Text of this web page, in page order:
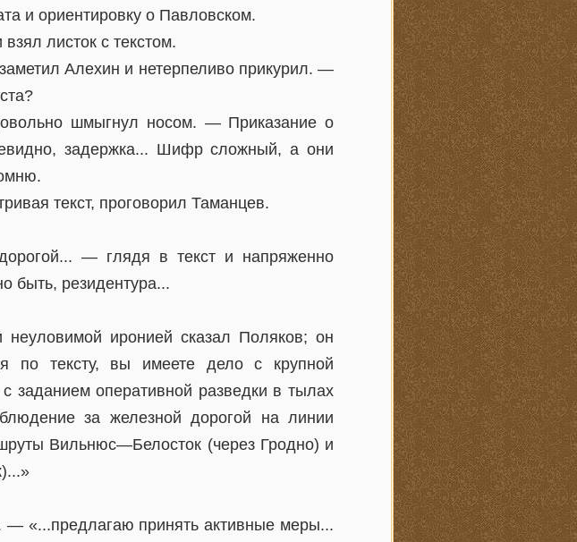
и ориентировку о Павловском.
листок с текстом.
Алехин и нетерпеливо прикурил. —
шмыгнул носом. — Приказание о
задержка... Шифр сложный, а они
текст, проговорил Таманцев.
— глядя в текст и напряженно
быть, резидентура...
иронией сказал Поляков; он
по тексту, вы имеете дело с крупной
заданием оперативной разведки в тылах
за железной дорогой на линии
Вильнюс—Белосток (через Гродно) и
«...предлагаю принять активные меры...